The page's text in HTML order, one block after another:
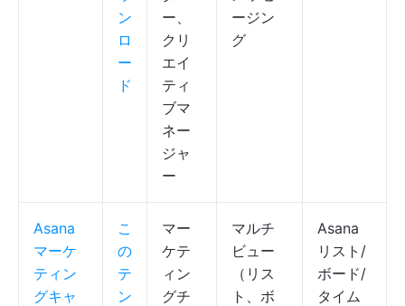
ン
ロ
ー
ド
ー、
クリ
エイ
ティ
ブマ
ネー
ジャ
ー
ージン
グ
Asana
マーケ
ティン
グキャ
こ
の
テ
ン
マー
ケテ
ィン
グチ
マルチ
ビュー
（リス
ト、ボ
Asana
リスト/
ボード/
タイム